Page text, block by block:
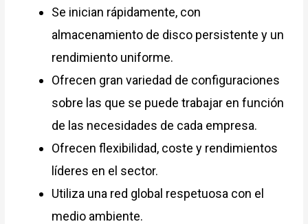
Se inician rápidamente, con
almacenamiento de disco persistente y un
rendimiento uniforme.
Ofrecen gran variedad de configuraciones
sobre las que se puede trabajar en función
de las necesidades de cada empresa.
Ofrecen flexibilidad, coste y rendimientos
líderes en el sector.
Utiliza una red global respetuosa con el
medio ambiente.